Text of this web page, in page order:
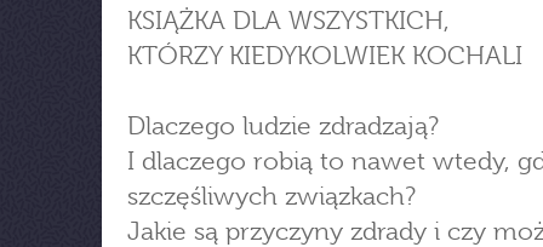
KSIĄŻKA DLA WSZYSTKICH,
KTÓRZY KIEDYKOLWIEK KOCHALI
Dlaczego ludzie zdradzają?
I dlaczego robią to nawet wtedy,
szczęśliwych związkach?
Jakie są przyczyny zdrady i czy